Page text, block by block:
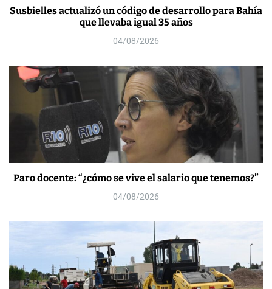
Susbielles actualizó un código de desarrollo para Bahía
que llevaba igual 35 años
04/08/2026
Paro docente: “¿cómo se vive el salario que tenemos?”
04/08/2026